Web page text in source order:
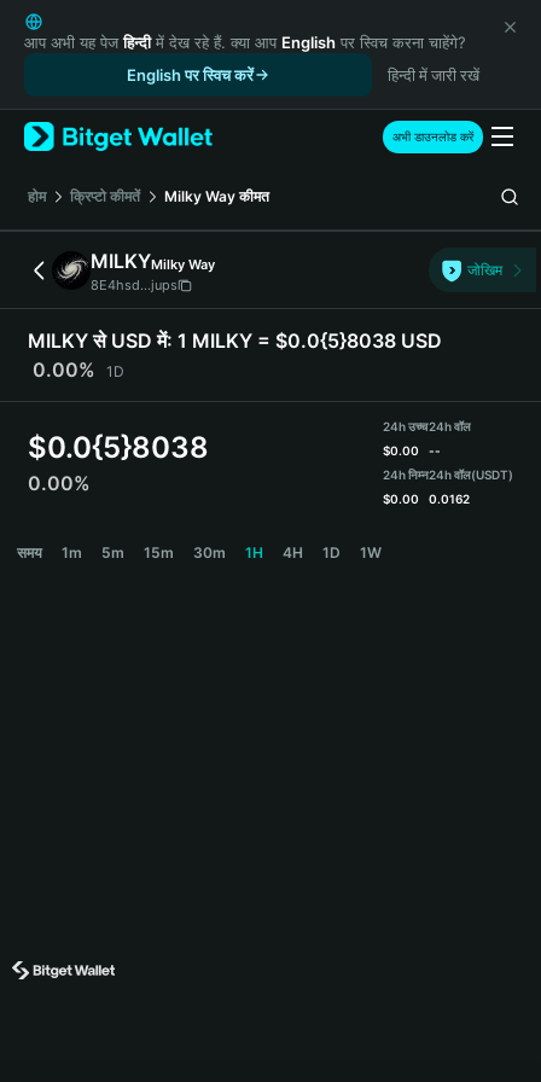
English
日本語
Русский
Español (Latinoamérica)
Türkçe
Italiano
简体中文
繁體中文
Português (Portugal)
Bahasa Indonesia
Español
आप अभी यह पेजहिन्दीमें देख रहे हैं. क्या आप English पर स्विच करना चाहेंगे?
English पर स्विच करें
हिन्दी में जारी रखें
अभी डाउनलोड करें
होम क्रिप्टो कीमतें Milky Way कीमत
MILKYMilky Way
8E4hsd...jups
जोखिम
MILKY से USD में: 1 MILKY = $0.0{5}8038 USD
0.00%
1D
$0.0{5}8038
0.00%
24h उच्च
$0.00
24h निम्न
$0.00
24h वॉल
--
24h वॉल(USDT)
0.0162
समय 1m 5m 15m 30m 1H 4H 1D 1W